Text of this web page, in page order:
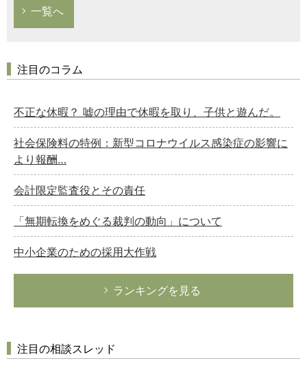
一覧へ
注目のコラム
不正な休暇？ 嘘の理由で休暇を取り、子供と遊んだ。
社会保険料の特例：新型コロナウイルス感染症の影響に
より報酬…
会計限定監査役とその責任
「無期転換をめぐる裁判の動向」について
中小企業のための採用大作戦
ランキングを見る
注目の相談スレッド